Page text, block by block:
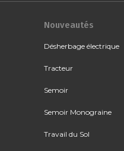
Nouveautés
Désherbage électrique
Tracteur
Semoir
Semoir Monograine
Travail du Sol